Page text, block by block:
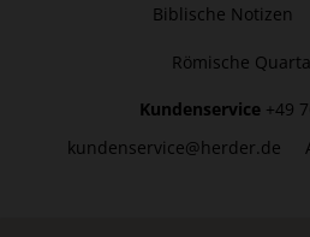
Biblische Notizen
Römische
Kundenservice +49
kundenservice@herder.de